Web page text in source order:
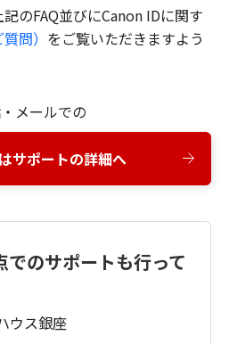
のFAQ並びにCanon IDに関す
問） をご覧いただきますよう
メールでの
サポートの詳細へ
でのサポートも行って
ウス銀座